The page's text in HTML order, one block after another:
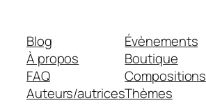
Blog
À propos
FAQ
Auteurs/autrices
Évènements
Boutique
Compositions
Thèmes